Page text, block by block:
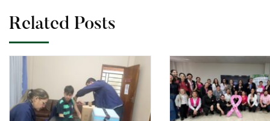
Related Posts